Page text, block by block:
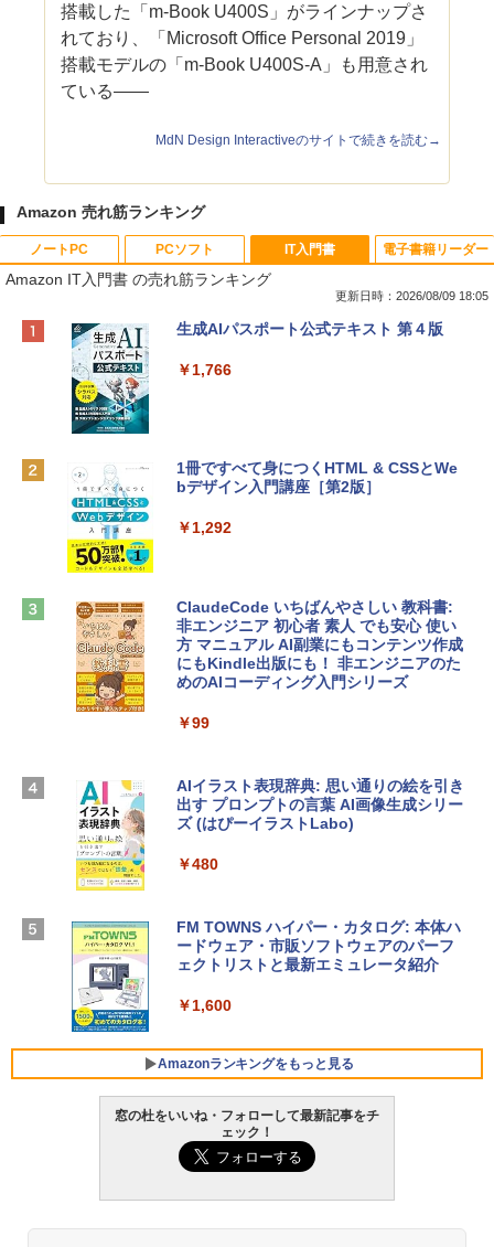
搭載した「m-Book U400S」がラインナップさ
れており、「Microsoft Office Personal 2019」
搭載モデルの「m-Book U400S-A」も用意され
ている――
MdN Design Interactiveのサイトで続きを読む→
Amazon 売れ筋ランキング
ノートPC
Apple 2026 MacBook Neo A18 Proチッ
e Intelligenceのために設計、Liquid Ret
￥113,748
tomtoc 360°保護 15.6 16インチ パソコ
￥2,952
Apple 2026 MacBook Air M5チップ搭載
13インチノートブック：AIとApple Intell
スプレイ、16GBユニファイドメモリ、1
D - ミッドナイト
￥278,800
SSD インテル Core 5
￥129,800
Core i5/16GB/SSD 512GB/ホワイト) FM
VWK3E15W_AZ
￥139,880
PCソフト
Robloxギフトカード - 800 Robux 【限
インゲームコード】 ロブロックス | オン
Robloxギフトカード - 1000 Robux 【限
インゲームコード】 ロブロックス |オン
Robloxギフトカード - 2,000 Robux 【限
定バーチャルアイテムを含む】 【オンラ
インゲームコード】 ロブロックス | オン
Microsoft Office Home & Business 202
4(最新 永続版)|オンラインコード版|Wind
Windows版 | Minecraft (マインクラフ
ト): Java & Bedrock Edition | オンライ
IT入門書
Amazon IT入門書 の売れ筋ランキング
更新日時：2026/08/09 18:05
生成AIパスポート公式テキスト 第４版
￥1,766
1冊ですべて身につくHTML & CSSとWe
bデザイン入門講座［第2版］
￥1,292
ClaudeCode いちばんやさしい 教科書:
非エンジニア 初心者 素人 でも安心 使い
方 マニュアル AI副業にもコンテンツ作成
にもKindle出版にも！ 非エンジニアのた
めのAIコーディング入門シリーズ
￥99
AIイラスト表現辞典: 思い通りの絵を引き
出す プロンプトの言葉 AI画像生成シリー
ズ (はぴーイラストLabo)
￥480
FM TOWNS ハイパー・カタログ: 本体ハ
ードウェア・市販ソフトウェアのパーフ
ェクトリストと最新エミュレータ紹介
￥1,600
Amazonランキングをもっと見る
電子書籍リーダー
Amazon Kindle - 目に優しい、かさばら
ない、大きな画面で読みやすい、6週間持
し
窓の杜をいいね・フォローして最新記事をチ
ェック！